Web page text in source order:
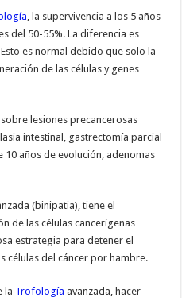
, la supervivencia a los 5 años
del 50-55%. La diferencia es
es normal debido que solo la
de las células y genes
lesiones precancerosas
intestinal, gastrectomía parcial
años de evolución, adenomas
(binipatia), tiene el
de las células cancerígenas
estrategia para detener el
células del cáncer por hambre.
la Trofología avanzada, hacer